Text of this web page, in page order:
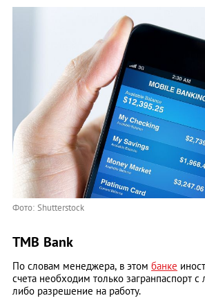
Фото: Shutterstock
TMB Bank
По словам менеджера, в этом банке
счета необходим только загранпаспорт
либо разрешение на работу.